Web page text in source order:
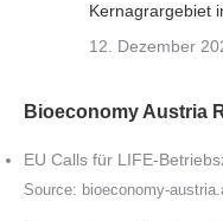
Kernagrargebiet
12. Dezember
Bioeconomy Austria
EU Calls für LIFE-
Source: bioeconomy-